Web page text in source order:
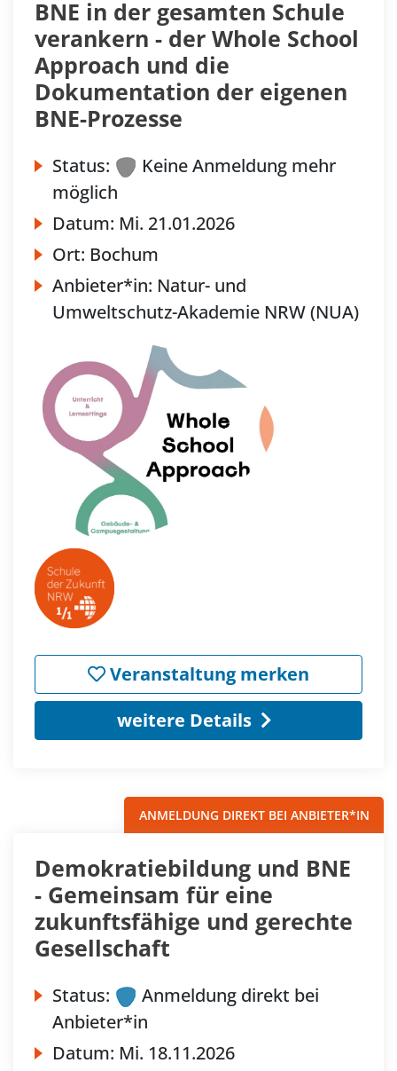
BNE in der gesamten Schule
verankern - der Whole School
Approach und die
Dokumentation der eigenen
BNE-Prozesse
Status:
Keine Anmeldung mehr
möglich
Datum: Mi. 21.01.2026
Ort: Bochum
Anbieter*in: Natur- und
Umweltschutz-Akademie NRW (NUA)
Veranstaltung merken
weitere Details
ANMELDUNG DIREKT BEI ANBIETER*IN
Demokratiebildung und BNE
- Gemeinsam für eine
zukunftsfähige und gerechte
Gesellschaft
Status:
Anmeldung direkt bei
Anbieter*in
Datum: Mi. 18.11.2026